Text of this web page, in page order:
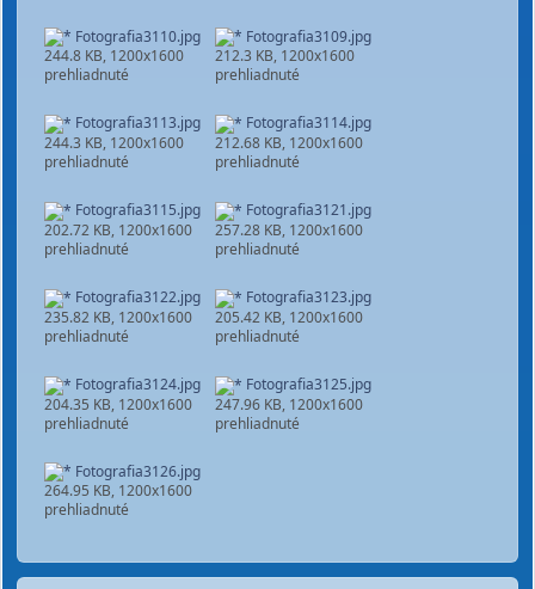
Fotografia3110.jpg
244.8 KB, 1200x1600
prehliadnuté
Fotografia3109.jpg
212.3 KB, 1200x1600
prehliadnuté
Fotografia3113.jpg
244.3 KB, 1200x1600
prehliadnuté
Fotografia3114.jpg
212.68 KB, 1200x1600
prehliadnuté
Fotografia3115.jpg
202.72 KB, 1200x1600
prehliadnuté
Fotografia3121.jpg
257.28 KB, 1200x1600
prehliadnuté
Fotografia3122.jpg
235.82 KB, 1200x1600
prehliadnuté
Fotografia3123.jpg
205.42 KB, 1200x1600
prehliadnuté
Fotografia3124.jpg
204.35 KB, 1200x1600
prehliadnuté
Fotografia3125.jpg
247.96 KB, 1200x1600
prehliadnuté
Fotografia3126.jpg
264.95 KB, 1200x1600
prehliadnuté